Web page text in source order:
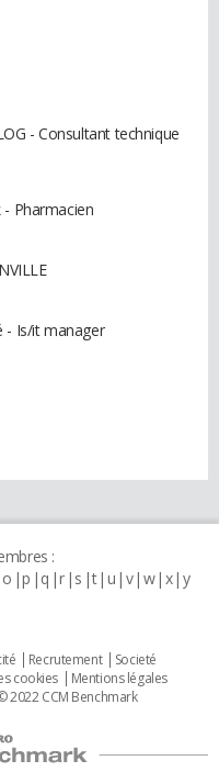
- Consultant technique
Pharmacien
- Is/it manager
:
o p q r s t u v w x y
Recrutement
Societé
cookies
Mentions légales
2022 CCM Benchmark